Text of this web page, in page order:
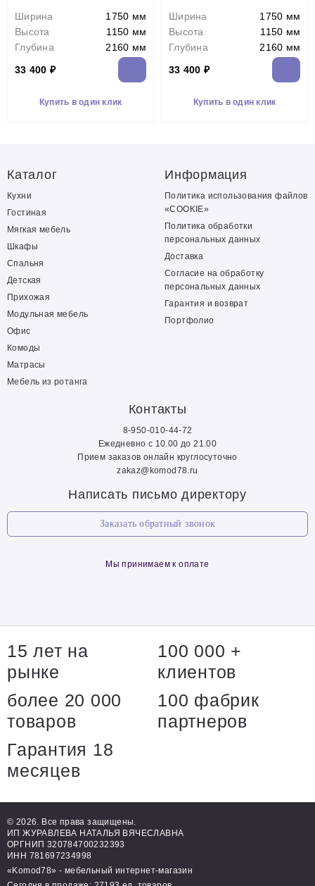
Ширина
1750 мм
Высота
1150 мм
Глубина
2160 мм
33 400 ₽
Купить в один клик
Ширина
1750 мм
Высота
1150 мм
Глубина
2160 мм
33 400 ₽
Купить в один клик
Каталог
Кухни
Гостиная
Мягкая мебель
Шкафы
Спальня
Детская
Прихожая
Модульная мебель
Офис
Комоды
Матрасы
Мебель из ротанга
Информация
Политика использования файлов
«COOKIE»
Политика обработки
персональных данных
Доставка
Согласие на обработку
персональных данных
Гарантия и возврат
Портфолио
Контакты
8-950-010-44-72
Ежедневно с 10.00 до 21.00
Прием заказов онлайн круглосуточно
zakaz@komod78.ru
Написать письмо директору
Заказать обратный звонок
Мы принимаем к оплате
15 лет на
рынке
100 000 +
клиентов
более 20 000
товаров
100 фабрик
партнеров
Гарантия 18
месяцев
© 2026. Все права защищены.
ИП ЖУРАВЛЕВА НАТАЛЬЯ ВЯЧЕСЛАВНА
ОРГНИП 320784700232393
ИНН 781697234998
«Komod78» - мебельный интернет-магазин